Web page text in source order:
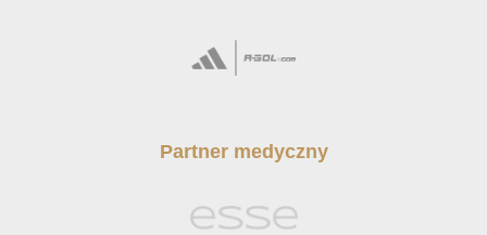
Partner medyczny